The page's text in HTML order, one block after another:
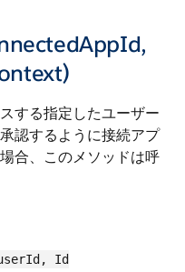
する指定したユーザー
認するように接続アプ
合、このメソッドは呼
Id